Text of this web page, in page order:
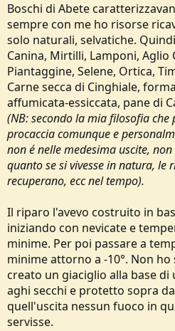
Boschi di Abete
sempre con me ho risorse
solo naturali, selvatiche.
Canina, Mirtilli, Lamponi, Aglio
Piantaggine, Selene, Ortica,
Carne secca di Cinghiale,
affumicata-essiccata, pane di
(NB: secondo la mia filosofia che
procaccia comunque e
non é nelle medesima uscite,
quanto se si vivesse in natura, le
recuperano, ecc nel tempo).
Il riparo l'avevo costruito in
iniziando con nevicate e
minime. Per poi passare a
minime attorno a -10°. Non
creato un giaciglio alla base di
aghi secchi e protetto sopra
quell'uscita nessun fuoco in
servisse.